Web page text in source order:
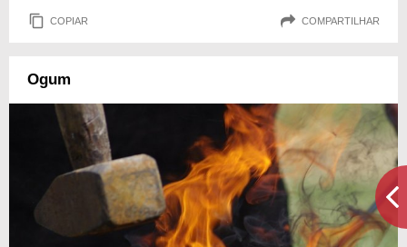
COPIAR COMPARTILHAR
Ogum